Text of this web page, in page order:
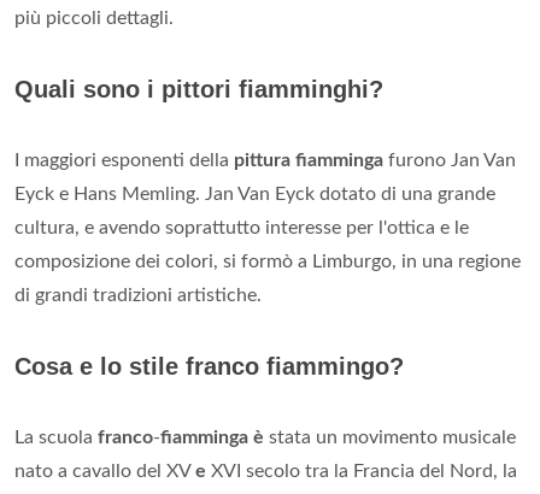
più piccoli dettagli.
Quali sono i pittori fiamminghi?
I maggiori esponenti della pittura fiamminga furono Jan Van
Eyck e Hans Memling. Jan Van Eyck dotato di una grande
cultura, e avendo soprattutto interesse per l'ottica e le
composizione dei colori, si formò a Limburgo, in una regione
di grandi tradizioni artistiche.
Cosa e lo stile franco fiammingo?
La scuola franco-fiamminga è stata un movimento musicale
nato a cavallo del XVe XVI secolo tra la Francia del Nord, la